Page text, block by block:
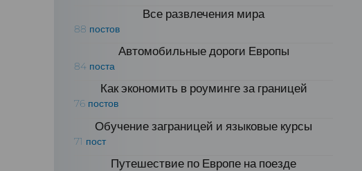
Все развлечения мира
88 постов
Автомобильные дороги Европы
84 поста
Как экономить в роуминге за границей
76 постов
Обучение заграницей и языковые курсы
71 пост
Путешествие по Европе на поезде